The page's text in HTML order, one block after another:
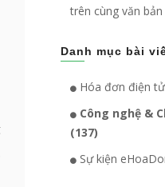
trên cùng văn
Danh mục bài
Hóa đơn điện
Công nghệ &
(137)
Sự kiện